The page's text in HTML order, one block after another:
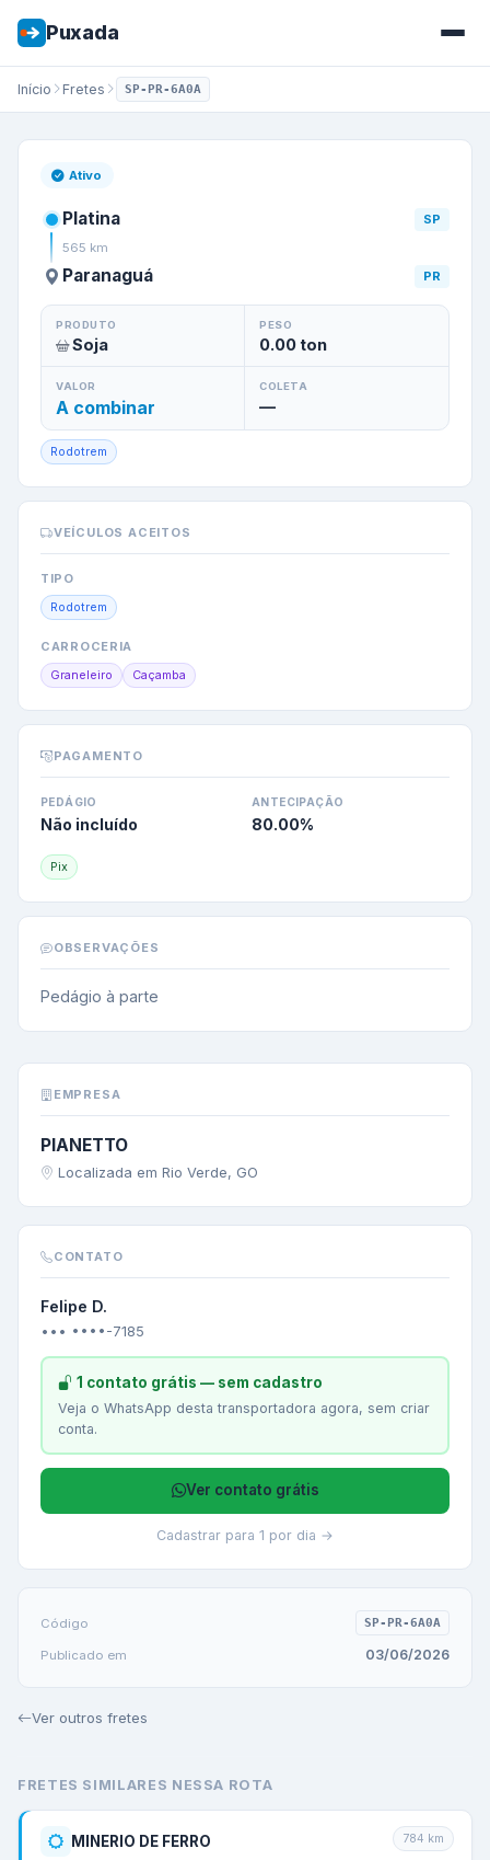
Puxada
Início Fretes SP-PR-6A0A
Frete de
Ativo
Platina
SP
565 km
Paranaguá PR
PRODUTO
Soja
PESO
0.00ton
VALOR
A combinar
COLETA
—
Rodotrem
VEÍCULOS ACEITOS
TIPO
Rodotrem
CARROCERIA
Graneleiro Caçamba
PAGAMENTO
PEDÁGIO
Não incluído
ANTECIPAÇÃO
80.00%
Pix
OBSERVAÇÕES
Pedágio à parte
EMPRESA
PIANETTO
Localizada em Rio Verde, GO
CONTATO
Felipe D.
••• ••••-7185
1 contato grátis — sem cadastro
Veja o WhatsApp desta transportadora agora, sem criar
conta.
Ver contato grátis
Cadastrar para 1 por dia →
Código SP-PR-6A0A
Publicado em 03/06/2026
Ver outros fretes
FRETES SIMILARES NESSA ROTA
MINERIO DE FERRO 784 km